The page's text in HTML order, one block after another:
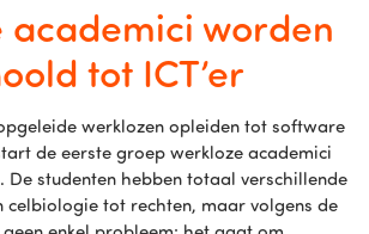
academici worden
tot ICT’er
werklozen opleiden tot software
de eerste groep werkloze academici
De studenten hebben totaal verschillende
celbiologie tot rechten, maar volgens de